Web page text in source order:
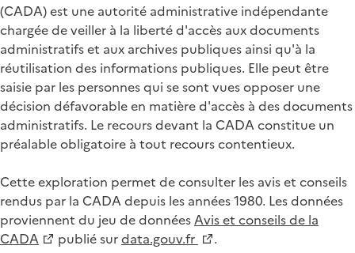
(CADA) est une autorité administrative indépendante
chargée de veiller à la liberté d'accès aux documents
administratifs et aux archives publiques ainsi qu'à la
réutilisation des informations publiques. Elle peut être
saisie par les personnes qui se sont vues opposer une
décision défavorable en matière d'accès à des documents
administratifs. Le recours devant la CADA constitue un
préalable obligatoire à tout recours contentieux.
Cette exploration permet de consulter les avis et conseils
rendus par la CADA depuis les années 1980. Les données
proviennent du jeu de donnéesAvis et conseils de la
CADA
publié surdata.gouv.fr .